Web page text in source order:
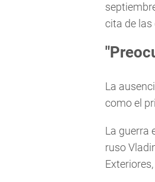
cita de las
La
como el
La guerra
ruso